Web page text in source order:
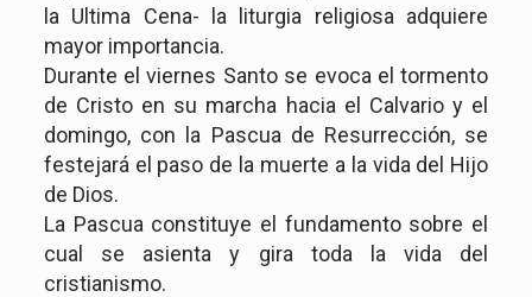
la Ultima Cena- la liturgia religiosa adquiere
mayor importancia.
Durante el viernes Santo se evoca el tormento
de Cristo en su marcha hacia el Calvario y el
domingo, con la Pascua de Resurrección, se
festejará el paso de la muerte a la vida del Hijo
de Dios.
La Pascua constituye el fundamento sobre el
cual se asienta y gira toda la vida del
cristianismo.